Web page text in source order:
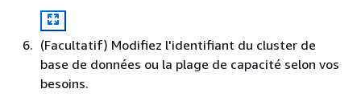
(Facultatif) Modifiez l'identifiant du cluster de
base de données ou la plage de capacité selon vos
besoins.